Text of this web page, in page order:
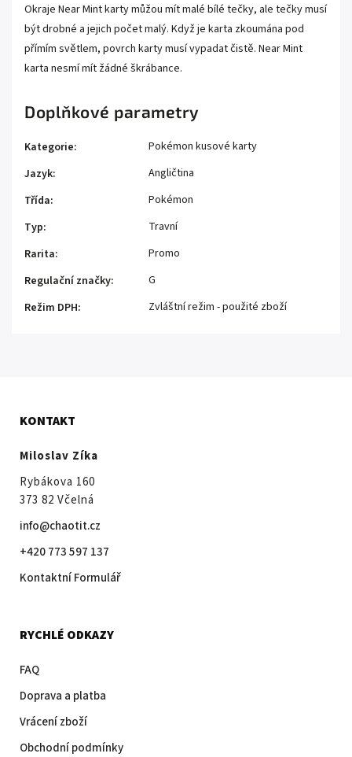
Okraje Near Mint karty můžou mít malé bílé tečky, ale tečky musí
být drobné a jejich počet malý. Když je karta zkoumána pod
přímím světlem, povrch karty musí vypadat čistě. Near Mint
karta nesmí mít žádné škrábance.
Doplňkové parametry
Kategorie:
Pokémon kusové karty
Jazyk:
Angličtina
Třída:
Pokémon
Typ:
Travní
Rarita:
Promo
Regulační značky:
G
Režim DPH: Zvláštní režim - použité zboží
KONTAKT
Miloslav Zíka
Rybákova 160
373 82 Včelná
info@chaotit.cz
+420 773 597 137
Kontaktní Formulář
RYCHLÉ ODKAZY
FAQ
Doprava a platba
Vrácení zboží
Obchodní podmínky